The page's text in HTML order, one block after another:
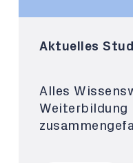
Aktuelles
Alles
Weiterbildung